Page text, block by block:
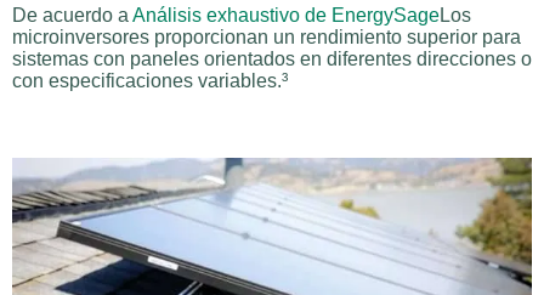
De acuerdo a Análisis exhaustivo de EnergySageLos
microinversores proporcionan un rendimiento superior para
sistemas con paneles orientados en diferentes direcciones o
con especificaciones variables.³